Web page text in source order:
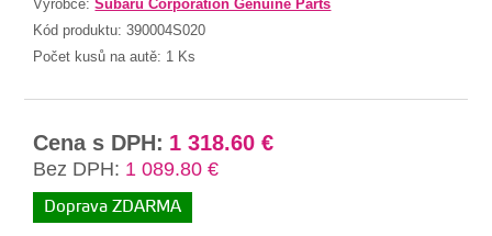
Výrobce:Subaru Corporation Genuine Parts
Kód produktu:390004S020
Počet kusů na autě: 1 Ks
Cena s DPH: 1 318.60 €
Bez DPH: 1 089.80 €
Doprava ZDARMA